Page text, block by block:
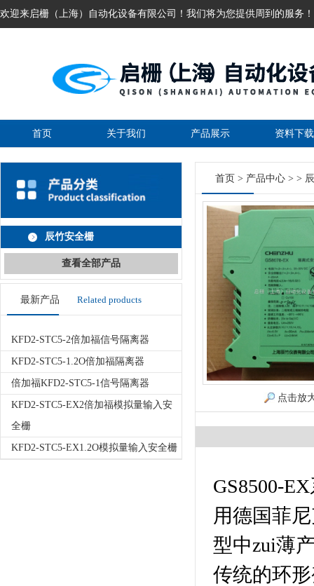
欢迎来启栅（上海）自动化设备有限公司！我们将为您提供周到的服务！
首页 关于我们 产品展示 资料下载
辰竹安全栅
查看全部产品
最新产品 Related products
KFD2-STC5-2倍加福信号隔离器
KFD2-STC5-1.2O倍加福隔离器
倍加福KFD2-STC5-1信号隔离器
KFD2-STC5-EX2倍加福模拟量输入安
全栅
KFD2-STC5-EX1.2O模拟量输入安全栅
首页 > 产品中心 > >
点击放
GS8500-
用德国菲
型中zui薄
传统的环